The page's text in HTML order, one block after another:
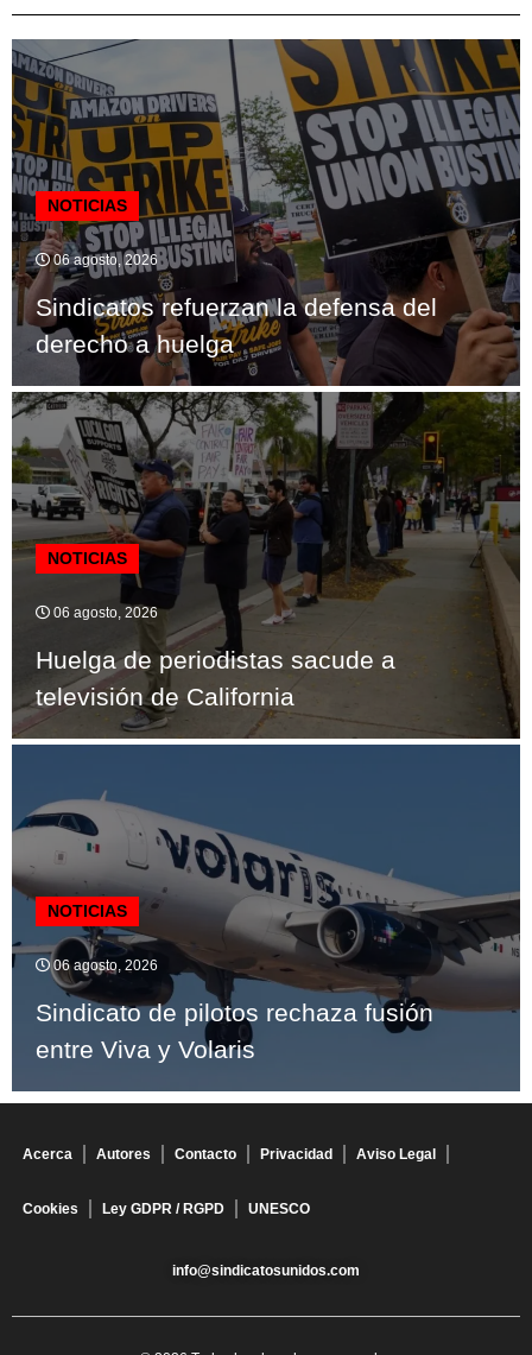
NOTICIAS
06 agosto, 2026
Sindicatos refuerzan la defensa del
derecho a huelga
NOTICIAS
06 agosto, 2026
Huelga de periodistas sacude a
televisión de California
NOTICIAS
06 agosto, 2026
Sindicato de pilotos rechaza fusión
entre Viva y Volaris
Acerca Autores Contacto Privacidad Aviso Legal
Cookies Ley GDPR / RGPD UNESCO
info@sindicatosunidos.com